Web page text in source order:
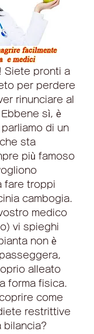
Siete pronti a
per perdere
rinunciare al
sì, è
di un
sta
più famoso
fare troppi
cambogia.
medico
vi spieghi
non è
alleato
forma fisica.
come
restrittive
bilancia?